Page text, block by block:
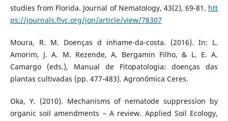
studies from Florida. Journal of Nematology, 43(2), 69-81. htt
ps://journals.flvc.org/jon/article/view/78307
Moura, R. M. Doenças d inhame-da-costa. (2016). In: L.
Amorim, J. A. M. Rezende, A. Bergamin Filho, & L. E. A.
Camargo (eds.), Manual de Fitopatologia: doenças das
plantas cultivadas (pp. 477-483). Agronômica Ceres.
Oka, Y. (2010). Mechanisms of nematode suppression by
organic soil amendments – A review. Applied Soil Ecology,